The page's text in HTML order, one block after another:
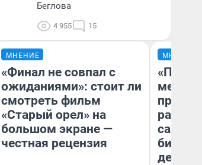
Беглова
4 955 15
МНЕНИЕ
«Финал не совпал с
ожиданиями»: стоит ли
смотреть фильм
«Старый орел» на
большом экране —
честная рецензия
МНЕНИЕ
самом